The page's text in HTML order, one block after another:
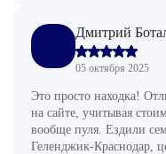
Дмитрий
05 октября 2025
Это просто находка!
на сайте, учитывая
вообще пуля. Ездили
Геленджик-Краснодар,